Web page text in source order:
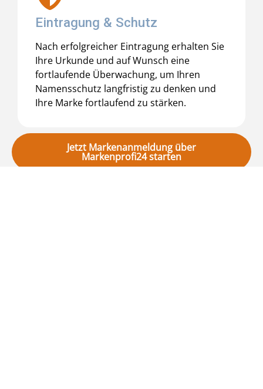
Eintragung & Schutz
Nach erfolgreicher Eintragung erhalten Sie
Ihre Urkunde und auf Wunsch eine
fortlaufende Überwachung, um Ihren
Namensschutz langfristig zu denken und
Ihre Marke fortlaufend zu stärken.
Jetzt Markenanmeldung über
Markenprofi24 starten